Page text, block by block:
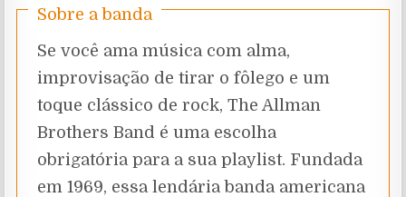
Sobre a banda
Se você ama música com alma,
improvisação de tirar o fôlego e um
toque clássico de rock, The Allman
Brothers Band é uma escolha
obrigatória para a sua playlist. Fundada
em 1969, essa lendária banda americana